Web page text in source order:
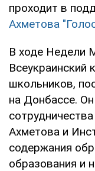
проходит в
Ахметова
В ходе Недели
Всеукраинский
школьников,
на Донбассе.
Ахметова и
содержания
образования и